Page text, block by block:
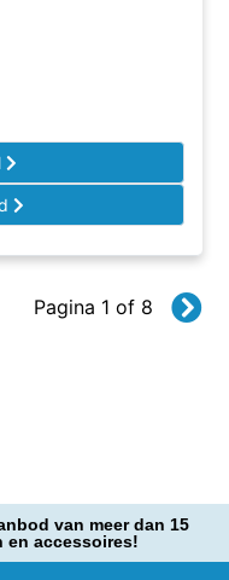
Pagina 1 of 8
van meer dan 15
en accessoires!